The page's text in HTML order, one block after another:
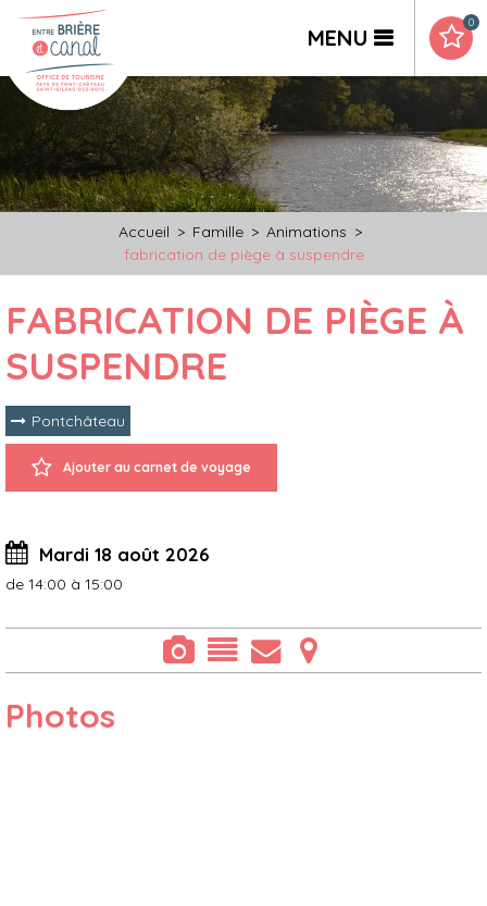
MENU
0
Accueil > Famille > Animations >
fabrication de piège à suspendre
FABRICATION DE PIÈGE À
SUSPENDRE
Pontchâteau
Ajouter au carnet de voyage
Mardi 18 août 2026
de 14:00 à 15:00
Photos